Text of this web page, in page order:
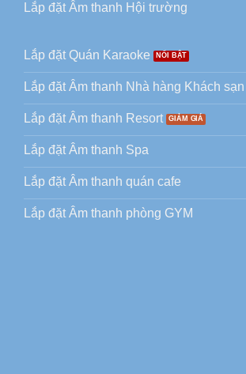
Lắp đặt Âm thanh Hội trường
Lắp đặt Quán Karaoke
Lắp đặt Âm thanh Nhà hàng Khách sạn
Lắp đặt Âm thanh Resort
Lắp đặt Âm thanh Spa
Lắp đặt Âm thanh quán cafe
Lắp đặt Âm thanh phòng GYM